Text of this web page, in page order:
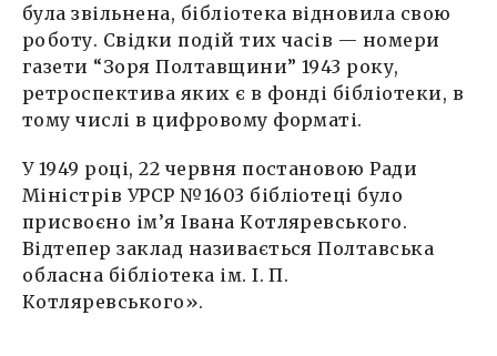
була звільнена, бібліотека відновила свою
роботу. Свідки подій тих часів — номери
газети “Зоря Полтавщини” 1943 року,
ретроспектива яких є в фонді бібліотеки, в
тому числі в цифровому форматі.
У 1949 році, 22 червня постановою Ради
Міністрів УРСР №1603 бібліотеці було
присвоєно ім’я Івана Котляревського.
Відтепер заклад називається Полтавська
обласна бібліотека ім. І. П.
Котляревського».